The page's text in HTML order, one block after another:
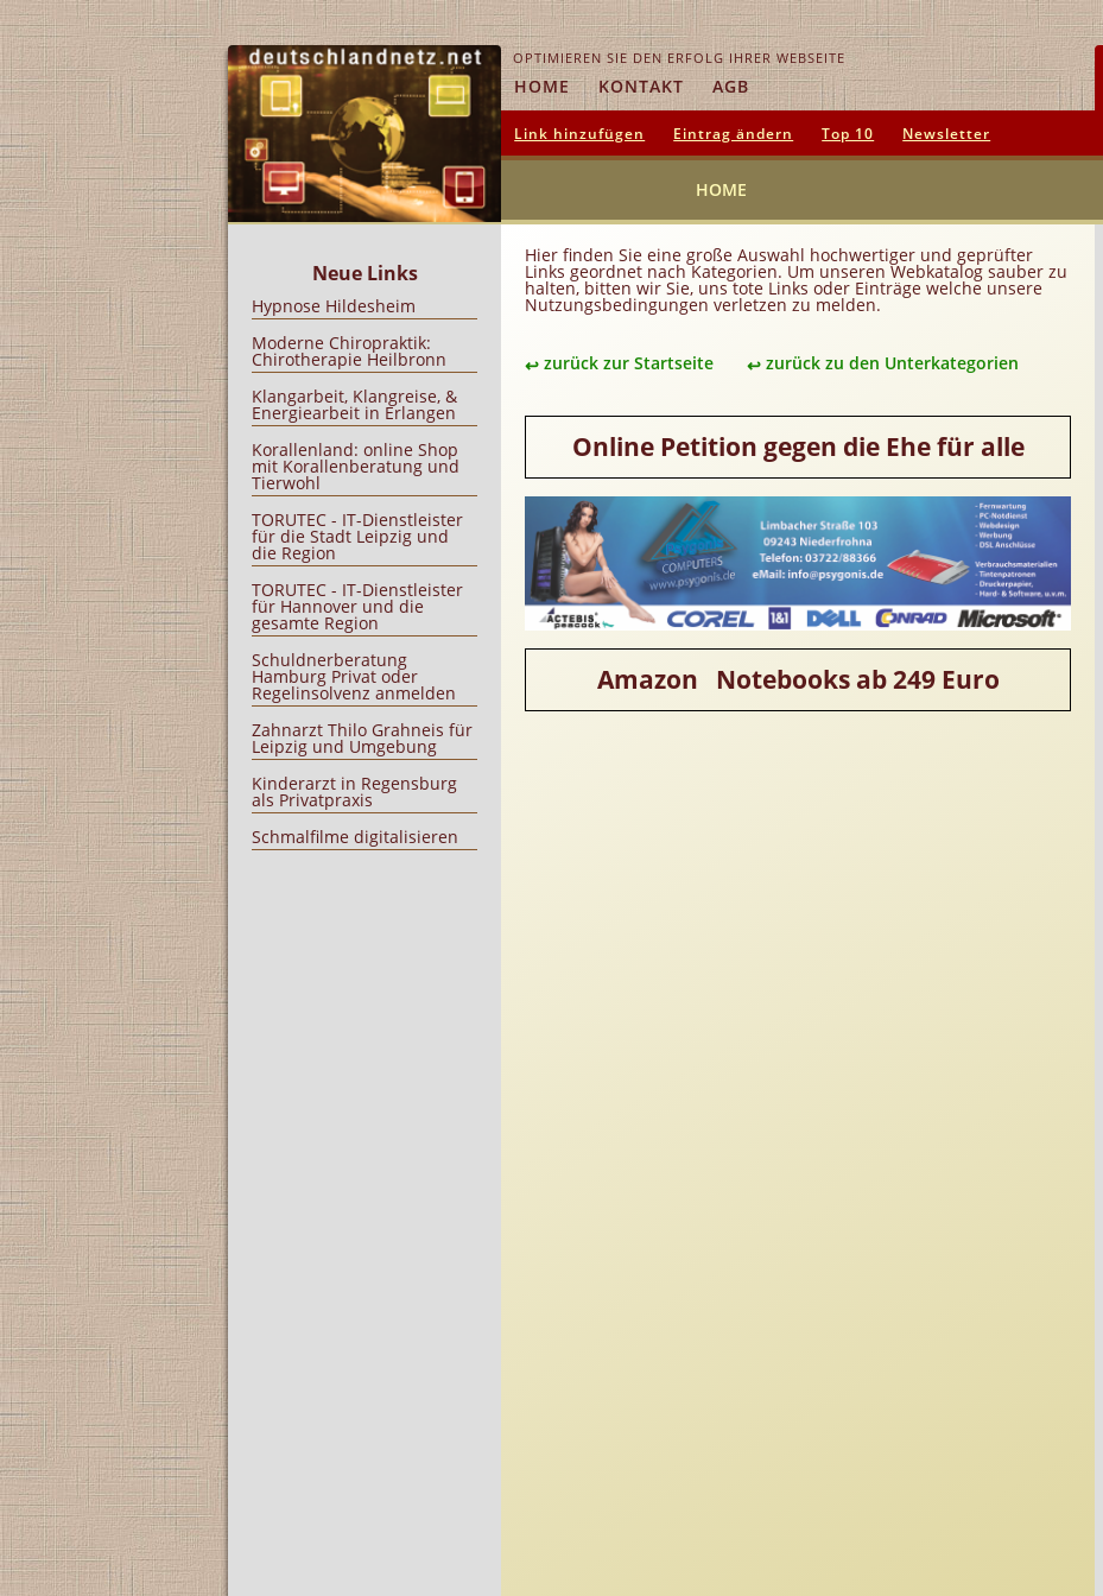
OPTIMIEREN SIE DEN ERFOLG IHRER WEBSEITE
HOME KONTAKT AGB
Link hinzufügen Eintrag ändern Top 10 Newsletter
HOME
Hier finden Sie eine große Auswahl hochwertiger und geprüfter
Links geordnet nach Kategorien. Um unseren Webkatalog sauber zu
halten, bitten wir Sie, uns tote Links oder Einträge welche unsere
Nutzungsbedingungen verletzen zu melden.
zurück zur Startseite zurück zu den Unterkategorien
Online Petition gegen die Ehe für alle
Amazon Notebooks ab 249 Euro
Neue Links
Hypnose Hildesheim
Moderne Chiropraktik:
Chirotherapie Heilbronn
Klangarbeit, Klangreise, &
Energiearbeit in Erlangen
Korallenland: online Shop
mit Korallenberatung und
Tierwohl
TORUTEC - IT-Dienstleister
für die Stadt Leipzig und
die Region
TORUTEC - IT-Dienstleister
für Hannover und die
gesamte Region
Schuldnerberatung
Hamburg Privat oder
Regelinsolvenz anmelden
Zahnarzt Thilo Grahneis für
Leipzig und Umgebung
Kinderarzt in Regensburg
als Privatpraxis
Schmalfilme digitalisieren